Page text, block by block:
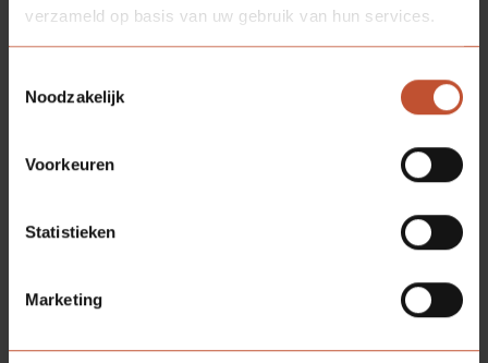
verzameld op basis van uw gebruik van hun services.
Noodzakelijk
Voorkeuren
Statistieken
Marketing